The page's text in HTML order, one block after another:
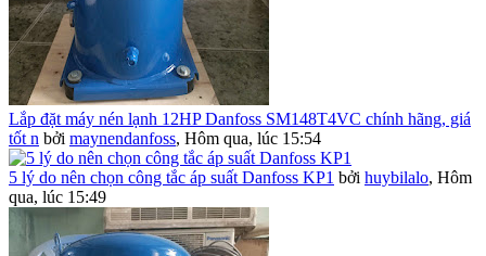
Lắp đặt máy nén lạnh 12HP Danfoss SM148T4VC chính hãng, giá
tốt n bởi maynendanfoss, Hôm qua, lúc 15:54
5 lý do nên chọn công tắc áp suất Danfoss KP1 bởi huybilalo, Hôm
qua, lúc 15:49